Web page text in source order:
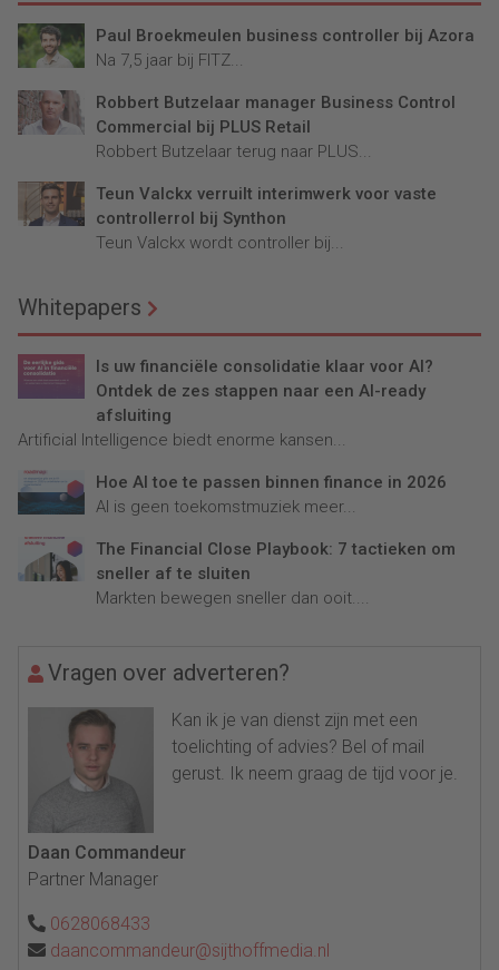
Paul Broekmeulen business controller bij Azora
Na 7,5 jaar bij FITZ...
Robbert Butzelaar manager Business Control
Commercial bij PLUS Retail
Robbert Butzelaar terug naar PLUS...
Teun Valckx verruilt interimwerk voor vaste
controllerrol bij Synthon
Teun Valckx wordt controller bij...
Whitepapers
Is uw financiële consolidatie klaar voor AI?
Ontdek de zes stappen naar een AI-ready
afsluiting
Artificial Intelligence biedt enorme kansen...
Hoe AI toe te passen binnen finance in 2026
AI is geen toekomstmuziek meer...
The Financial Close Playbook: 7 tactieken om
sneller af te sluiten
Markten bewegen sneller dan ooit....
Vragen over adverteren?
Kan ik je van dienst zijn met een
toelichting of advies? Bel of mail
gerust. Ik neem graag de tijd voor je.
Daan Commandeur
Partner Manager
0628068433
daancommandeur@sijthoffmedia.nl